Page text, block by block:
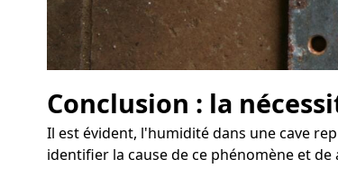
Conclusion : la
Il est évident, l'humidité dans une cave
identifier la cause de ce phénomène et